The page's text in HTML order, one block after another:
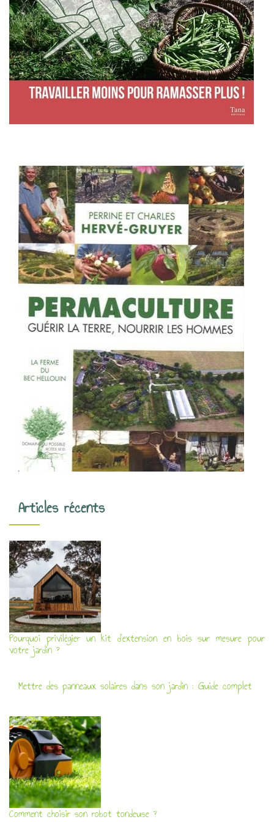
Articles récents
Pourquoi privilégier un kit d’extension en bois sur mesure pour
votre jardin ?
Mettre des panneaux solaires dans son jardin : Guide complet
Comment choisir son robot tondeuse ?